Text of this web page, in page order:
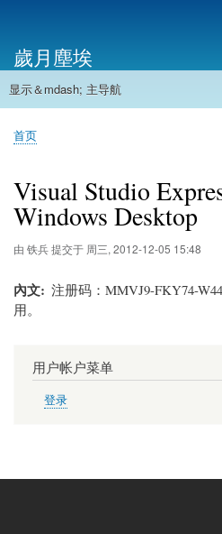
主
内
帐
户
菜
单
歲月塵埃
主
航
显示＆mdash; 主导航
首页
面
屑
首页
Visual Studio
Windows Desktop
由 铁兵提交于 周三, 2012-12-05 15:48
內文
注册码：MMVJ9-FKY74-
用。
用户帐户菜单
登录